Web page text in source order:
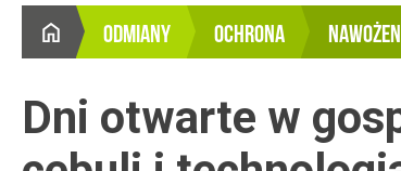
STRONA
ODMIANY OCHRONA
Dni otwarte w